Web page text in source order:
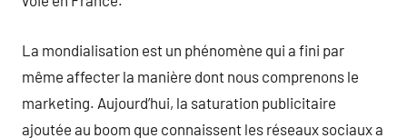
La mondialisation est un phénomène qui a fini par
même affecter la manière dont nous comprenons le
marketing. Aujourd’hui, la saturation publicitaire
ajoutée au boom que connaissent les réseaux sociaux a